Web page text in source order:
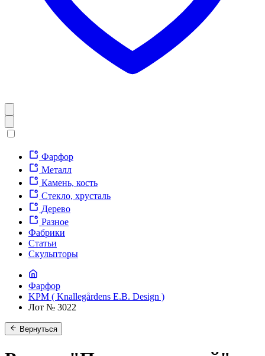
Фарфор
Металл
Камень, кость
Стекло, хрусталь
Дерево
Разное
Фабрики
Статьи
Скульпторы
Фарфор
KPM ( Knallegårdens E.B. Design )
Лот № 3022
Вернуться